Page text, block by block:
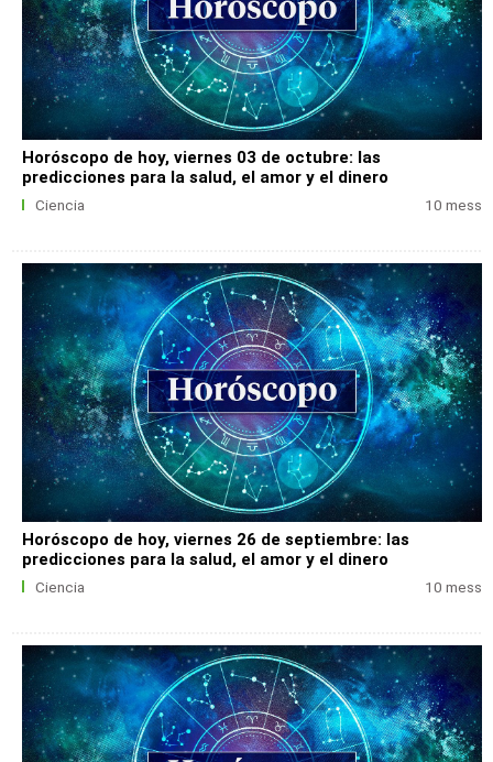
Horóscopo de hoy, viernes 03 de octubre: las
predicciones para la salud, el amor y el dinero
Ciencia 10 mess
Horóscopo de hoy, viernes 26 de septiembre: las
predicciones para la salud, el amor y el dinero
Ciencia 10 mess